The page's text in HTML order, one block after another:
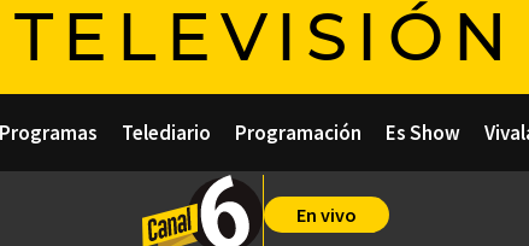
TELEVISIÓN
Programas Telediario Programación Es Show
En vivo